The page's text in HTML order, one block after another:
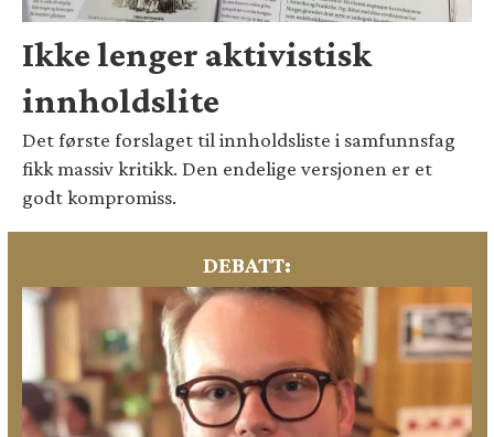
Ikke lenger aktivistisk
innholdslite
Det første forslaget til innholdsliste i samfunnsfag
fikk massiv kritikk. Den endelige versjonen er et
godt kompromiss.
DEBATT: